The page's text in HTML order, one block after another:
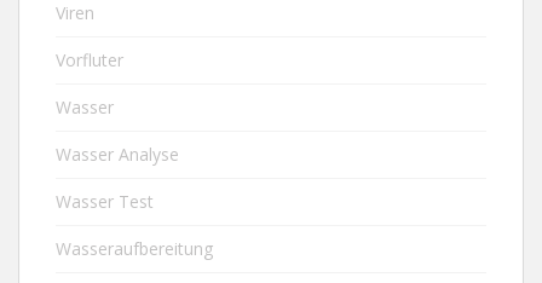
Viren
Vorfluter
Wasser
Wasser Analyse
Wasser Test
Wasseraufbereitung